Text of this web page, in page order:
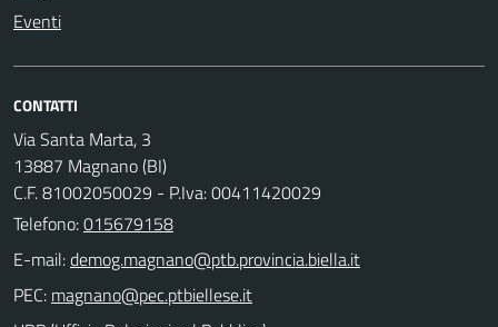
Eventi
CONTATTI
Via Santa Marta, 3
13887 Magnano (BI)
C.F. 81002050029 - P.Iva: 00411420029
Telefono:015679158
E-mail:
PEC: